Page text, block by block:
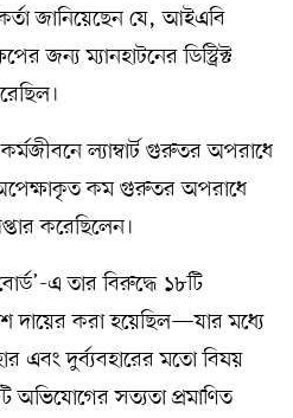
জানিয়েছেন যে, আইএবি
জন্য ম্যানহাটনের ডিস্ট্রিক্ট
ল্যাম্বার্ট গুরুতর অপরাধে
কম গুরুতর অপরাধে
করেছিলেন।
এ তার বিরুদ্ধে ১৮টি
দায়ের করা হয়েছিল—যার মধ্যে
এবং দুর্ব্যবহারের মতো বিষয়
অভিযোগের সত্যতা প্রমাণিত